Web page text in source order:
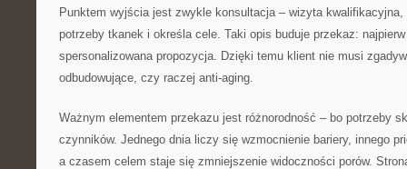
Punktem wyjścia jest zwykle konsultacja – wizyta
potrzeby tkanek i określa cele. Taki opis buduje przekaz:
spersonalizowana propozycja. Dzięki temu klient nie musi
odbudowujące, czy raczej anti-aging.
Ważnym elementem przekazu jest różnorodność – bo potrzeby
czynników. Jednego dnia liczy się wzmocnienie bariery, innego
a czasem celem staje się zmniejszenie widoczności porów.